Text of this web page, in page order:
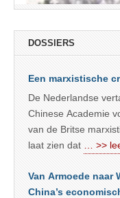
DOSSIERS
Een marxistische
De Nederlandse
Chinese Academie
van de Britse
laat zien dat
… >>
Van Armoede naar
China’s